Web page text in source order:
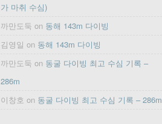
가 마취 수심)
까만도둑 on 동해 143m 다이빙
김영일 on 동해 143m 다이빙
까만도둑 on 동굴 다이빙 최고 수심 기록 –
286m
이창호 on 동굴 다이빙 최고 수심 기록 – 286m